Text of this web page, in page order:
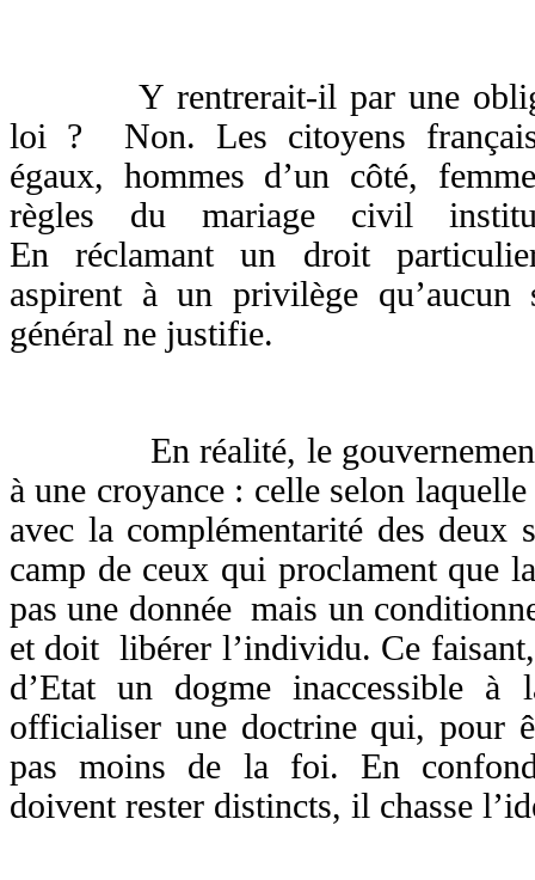
Y rentrerait-il par une
loi ? Non. Les citoyens
égaux, hommes d’un côté,
règles du mariage civil
En réclamant un droit
aspirent à un privilège qu’aucun
général ne justifie.
En réalité, le gouvernement
à une croyance : celle selon
avec la complémentarité des deux
camp de ceux qui proclament que
pas une donnée mais un
et doit libérer l’individu. Ce
d’Etat un dogme inaccessible à
officialiser une doctrine qui, pour
pas moins de la foi. En
doivent rester distincts, il chasse